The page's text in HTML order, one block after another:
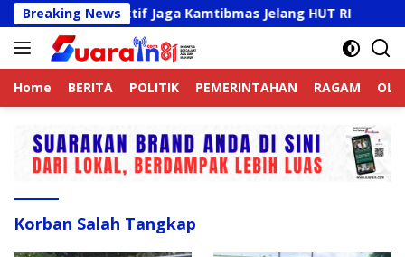
Langsung
ke
konten
Breaking News
Aktif Jaga Kamtibmas Jelang HUT RI Sambut
Home BERITA POLITIK PEMERINTAHAN RAGAM
Korban Salah Tangkap